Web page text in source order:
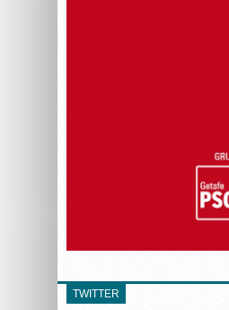
TWITTER